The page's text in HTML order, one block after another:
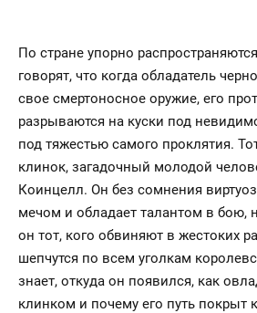
По стране упорно
говорят, что когда обладатель
свое смертоносное оружие, его
разрываются на куски под
под тяжестью самого проклятия.
клинок, загадочный молодой
Коинцелл. Он без сомнения
мечом и обладает талантом в бою,
он тот, кого обвиняют в жестоких
шепчутся по всем уголкам
знает, откуда он появился, как
клинком и почему его путь покрыт